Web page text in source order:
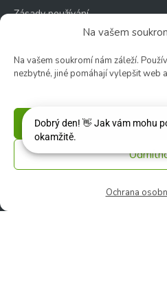
Na vašem
Na vašem soukromí nám záleží.
nezbytné, jiné pomáhají vylepšit web
Ochrana
Zásady používání
🕑 Po – Čt:
🚫 Neděle: